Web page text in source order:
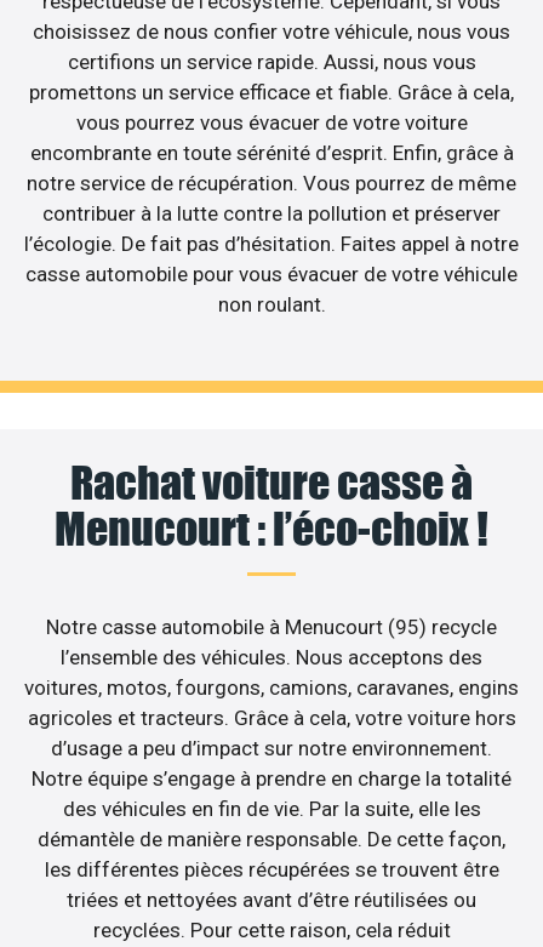
choisissez de nous confier votre véhicule, nous vous
certifions un service rapide. Aussi, nous vous
promettons un service efficace et fiable. Grâce à cela,
vous pourrez vous évacuer de votre voiture
encombrante en toute sérénité d’esprit. Enfin, grâce à
notre service de récupération. Vous pourrez de même
contribuer à la lutte contre la pollution et préserver
l’écologie. De fait pas d’hésitation. Faites appel à notre
casse automobile pour vous évacuer de votre véhicule
non roulant.
Rachat voiture casse à
Menucourt : l’éco-choix !
Notre casse automobile à Menucourt (95) recycle
l’ensemble des véhicules. Nous acceptons des
voitures, motos, fourgons, camions, caravanes, engins
agricoles et tracteurs. Grâce à cela, votre voiture hors
d’usage a peu d’impact sur notre environnement.
Notre équipe s’engage à prendre en charge la totalité
des véhicules en fin de vie. Par la suite, elle les
démantèle de manière responsable. De cette façon,
les différentes pièces récupérées se trouvent être
triées et nettoyées avant d’être réutilisées ou
recyclées. Pour cette raison, cela réduit